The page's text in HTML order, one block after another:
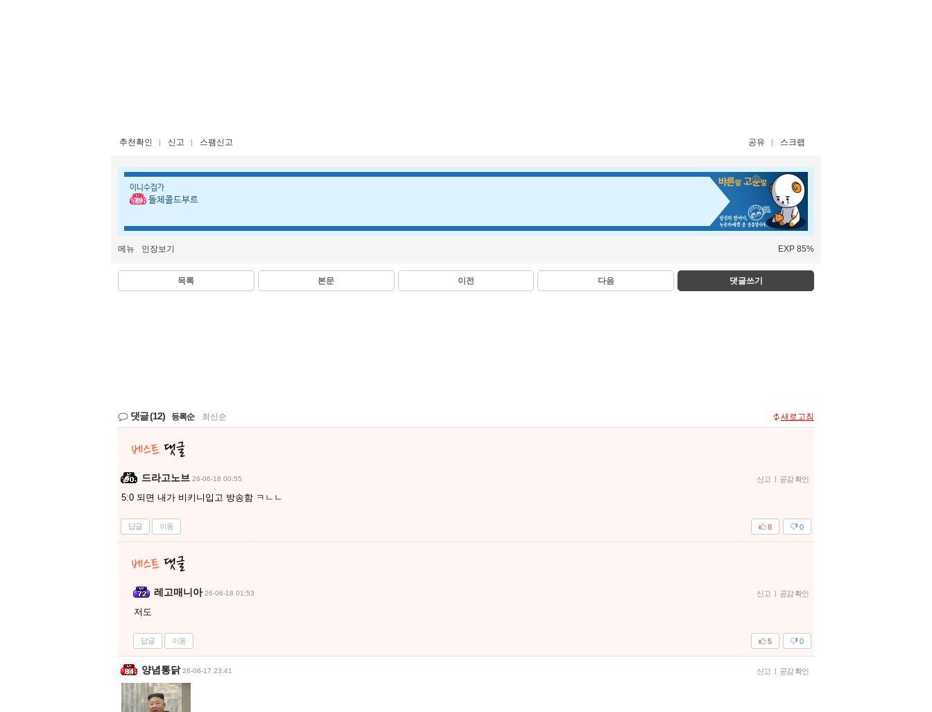
추천확인 신고 스팸신고 공유 스크랩
이니수집가
돌체콜드부르
메뉴 인장보기 EXP 85%
목록 본문 이전 다음 댓글쓰기
댓글(12) 등록순 최신순 새로고침
드라고노브 26-06-18 00:55 신고 | 공감 확인
5:0 되면 내가 비키니입고 방송함 ㅋㄴㄴ
답글 이동 0
8
레고매니아 26-06-18 01:53 신고 | 공감 확인
저도
답글 이동 0
5
양념통닭 26-06-17 23:41 신고 | 공감 확인